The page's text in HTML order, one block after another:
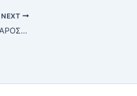
NEXT
Κύπελλο ΕΣΚΑΝΑ: ΕΣΠΕΡΟΣ 73-65 ΙΚΑΡΟΣ Ν. ΣΜΥΡΝΗΣ